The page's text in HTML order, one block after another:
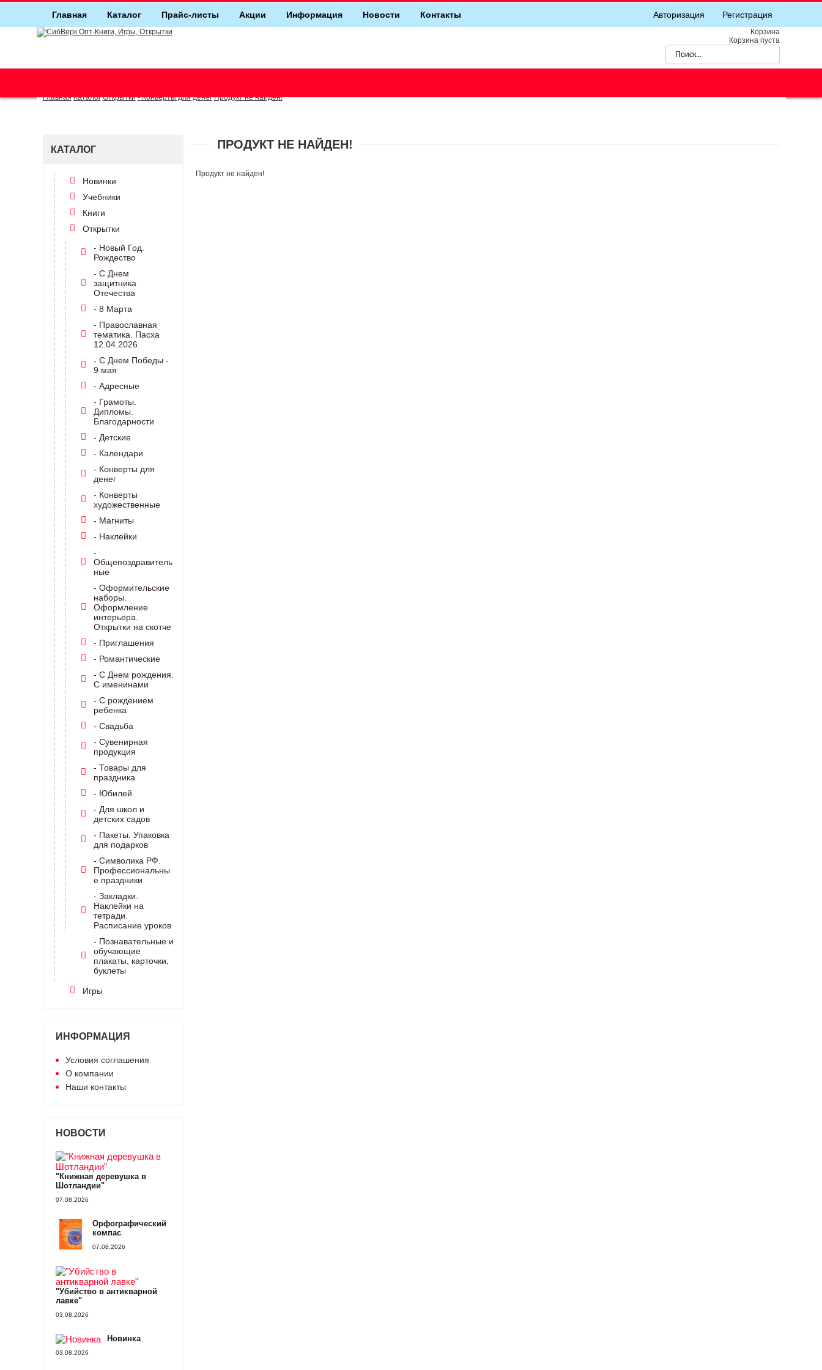
Авторизация Регистрация
Главная Каталог Прайс-листы Акции Информация Новости Контакты
Корзина
Корзина пуста
Главная Каталог Открытки - Конверты для денег Продукт не найден!
КАТАЛОГ
Новинки
Учебники
Книги
Открытки
- Новый Год.
Рождество
- С Днем
защитника
Отечества
- 8 Марта
- Православная
тематика. Пасха
12.04.2026
- С Днем Победы -
9 мая
- Адресные
- Грамоты.
Дипломы.
Благодарности
- Детские
- Календари
- Конверты для
денег
- Конверты
художественные
- Магниты
- Наклейки
-
Общепоздравитель
ные
- Оформительские
наборы.
Оформление
интерьера.
Открытки на скотче
- Приглашения
- Романтические
- С Днем рождения.
С именинами
- С рождением
ребенка
- Свадьба
- Сувенирная
продукция
- Товары для
праздника
- Юбилей
- Для школ и
детских садов
- Пакеты. Упаковка
для подарков
- Символика РФ.
Профессиональны
е праздники
- Закладки.
Наклейки на
тетради.
Расписание уроков
- Познавательные и
обучающие
плакаты, карточки,
буклеты
Игры
ИНФОРМАЦИЯ
Условия соглашения
О компании
Наши контакты
НОВОСТИ
"Книжная деревушка в
Шотландии"
07.08.2026
Орфографический
компас
07.08.2026
"Убийство в антикварной
лавке"
03.08.2026
Новинка
03.08.2026
ПРОДУКТ НЕ НАЙДЕН!
Продукт не найден!